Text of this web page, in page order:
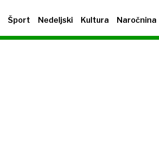
Šport Nedeljski Kultura Naročnina